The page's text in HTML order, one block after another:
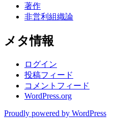
著作
非営利組織論
メタ情報
ログイン
投稿フィード
コメントフィード
WordPress.org
Proudly powered by WordPress